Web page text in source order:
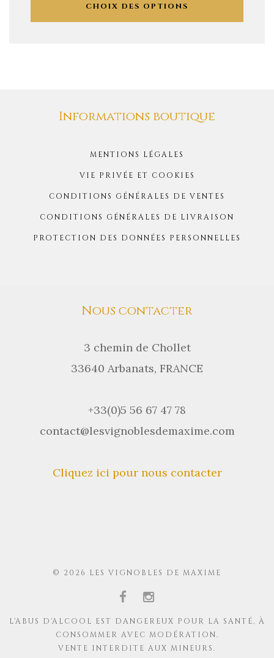
CHOIX DES OPTIONS
Informations boutique
MENTIONS LÉGALES
VIE PRIVÉE ET COOKIES
CONDITIONS GÉNÉRALES DE VENTES
CONDITIONS GÉNÉRALES DE LIVRAISON
PROTECTION DES DONNÉES PERSONNELLES
Nous contacter
3 chemin de Chollet
33640 Arbanats, FRANCE
+33(0)5 56 67 47 78
contact@lesvignoblesdemaxime.com
Cliquez ici pour nous contacter
© 2026 LES VIGNOBLES DE MAXIME
L'ABUS D'ALCOOL EST DANGEREUX POUR LA SANTÉ, À
CONSOMMER AVEC MODÉRATION.
VENTE INTERDITE AUX MINEURS.